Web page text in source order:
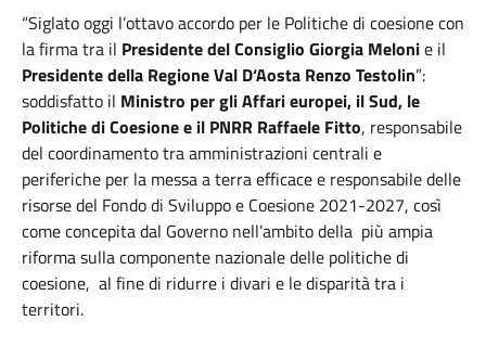
“Siglato oggi l’ottavo accordo per le Politiche di coesione con
la firma tra il Presidente del Consiglio Giorgia Melonie il
Presidente della Regione Val D‘Aosta Renzo Testolin”:
soddisfatto il Ministro per gli Affari europei, il Sud, le
Politiche di Coesione e il PNRR Raffaele Fitto, responsabile
del coordinamento tra amministrazioni centrali e
periferiche per la messa a terra efficace e responsabile delle
risorse del Fondo di Sviluppo e Coesione 2021-2027, così
come concepita dal Governo nell’ambito della più ampia
riforma sulla componente nazionale delle politiche di
coesione, al fine di ridurre i divari e le disparità tra i
territori.